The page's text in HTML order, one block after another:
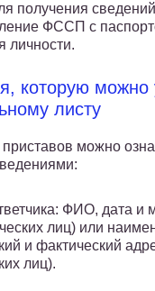
получения
ФССП с
личности.
которую можно
листу
можно
ФИО, дата и
лиц) или
и фактический
лиц).